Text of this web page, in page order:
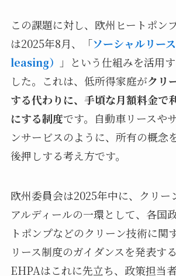
この課題に対し、欧州ヒートポン
は2025年8月、「ソーシャルリー
leasing）
」という仕組みを活用
した。これは、低所得家庭がクリ
する代わりに、手頃な月額料金で
にする制度です。自動車リースや
ンサービスのように、所有の概念
後押しする考え方です。
欧州委員会は2025年中に、クリー
アルディールの一環として、各国
トポンプなどのクリーン技術に関
リース制度のガイダンスを発表す
EHPAはこれに先立ち、政策担当